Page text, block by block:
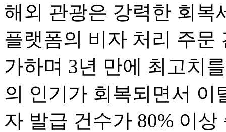
해외 관광은 강력한 회복
플랫폼의 비자 처리 주문
가하며 3년 만에 최고치
의 인기가 회복되면서 이
자 발급 건수가 80% 이